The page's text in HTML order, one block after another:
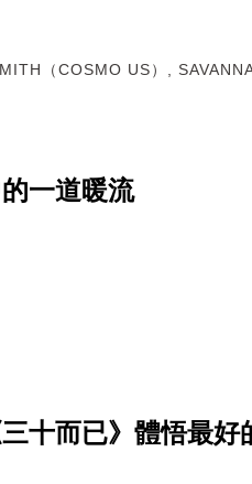
（COSMO US）,
一道暖流
十而已》體悟最好